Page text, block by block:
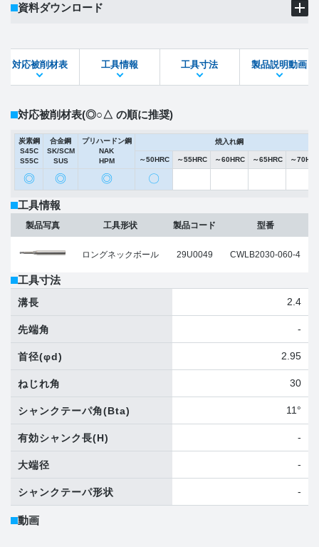
資料ダウンロード
STEPファイル DXFファイル
対応被削材表 工具情報 工具寸法 製品説明動画
対応被削材表(◎○△ の順に推奨)
炭素鋼
S45C
S55C
合金鋼
SK/SCM
SUS
プリハードン鋼
NAK
HPM
焼入れ鋼
～50HRC ～55HRC ～60HRC ～65HRC ～
◎ ◎ ◎ 〇
工具情報
製品写真 工具形状
ロングネックボール
製品コード
29U0049
型番
CWLB2030-060-4
工具寸法
溝長 2.4
先端角 -
首径(φd) 2.95
ねじれ角 30
シャンクテーパ角(Bta) 11°
有効シャンク長(H) -
大端径 -
シャンクテーパ形状 -
動画